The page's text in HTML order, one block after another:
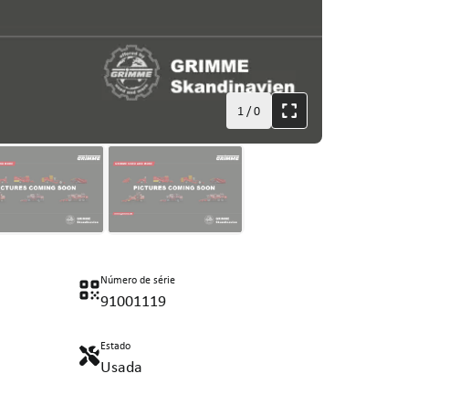
1/0
Número de série
91001119
Estado
Usada